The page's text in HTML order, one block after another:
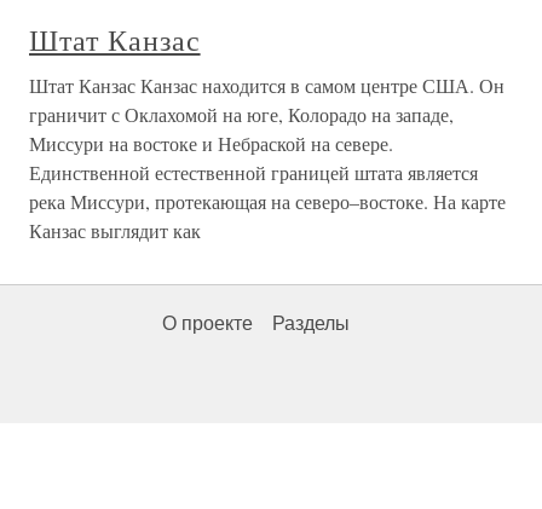
Штат Канзас
Штат Канзас Канзас находится в самом центре США. Он
граничит с Оклахомой на юге, Колорадо на западе,
Миссури на востоке и Небраской на севере.
Единственной естественной границей штата является
река Миссури, протекающая на северо–востоке. На карте
Канзас выглядит как
О проекте Разделы